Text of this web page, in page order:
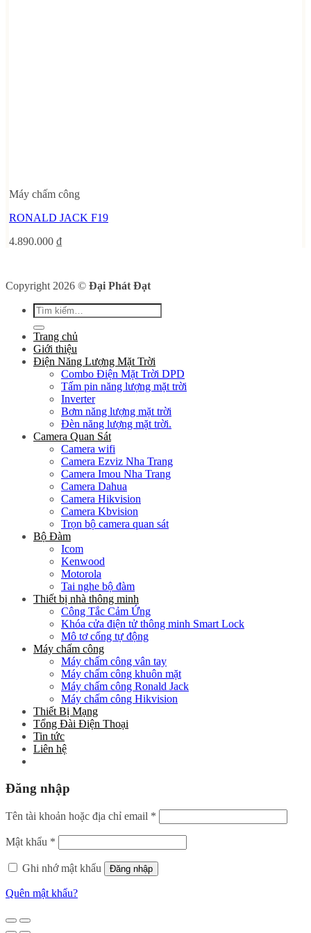
Máy chấm công
RONALD JACK F19
4.890.000 ₫
Copyright 2026 © Đại Phát Đạt
Tìm
kiếm:
Trang chủ
Giới thiệu
Điện Năng Lượng Mặt Trời
Combo Điện Mặt Trời DPD
Tấm pin năng lượng mặt trời
Inverter
Bơm năng lượng mặt trời
Đèn năng lượng mặt trời.
Camera Quan Sát
Camera wifi
Camera Ezviz Nha Trang
Camera Imou Nha Trang
Camera Dahua
Camera Hikvision
Camera Kbvision
Trọn bộ camera quan sát
Bộ Đàm
Icom
Kenwood
Motorola
Tai nghe bộ đàm
Thiết bị nhà thông minh
Công Tắc Cảm Ứng
Khóa cửa điện tử thông minh Smart Lock
Mô tơ cổng tự động
Máy chấm công
Máy chấm công vân tay
Máy chấm công khuôn mặt
Máy chấm công Ronald Jack
Máy chấm công Hikvision
Thiết Bị Mạng
Tổng Đài Điện Thoại
Tin tức
Liên hệ
Đăng nhập
Tên tài khoản hoặc địa chỉ email *
Mật khẩu *
Ghi nhớ mật khẩu Đăng nhập
Quên mật khẩu?